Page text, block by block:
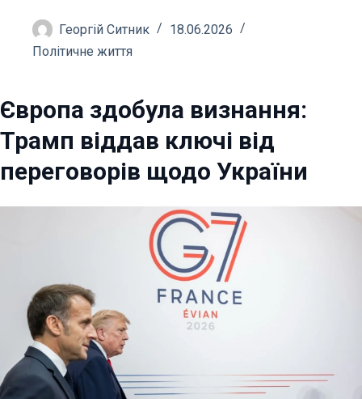
Георгій Ситник
18.06.2026
Політичне життя
Європа здобула визнання:
Трамп віддав ключі від
переговорів щодо України